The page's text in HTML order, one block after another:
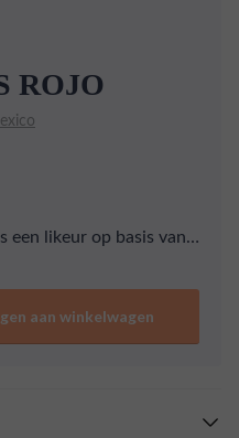
ROJO
een likeur op basis van
uit het stadje
is puur erg lekker maar
cocktail voor extra
aan winkelwagen